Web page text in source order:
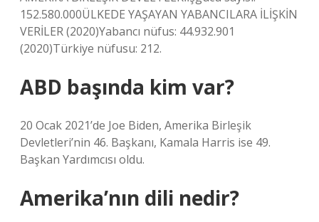
152.580.000ÜLKEDE YAŞAYAN YABANCILARA İLİŞKİN
VERİLER (2020)Yabancı nüfus: 44.932.901
(2020)Türkiye nüfusu: 212.
ABD başında kim var?
20 Ocak 2021’de Joe Biden, Amerika Birleşik
Devletleri’nin 46. Başkanı, Kamala Harris ise 49.
Başkan Yardımcısı oldu.
Amerika’nın dili nedir?